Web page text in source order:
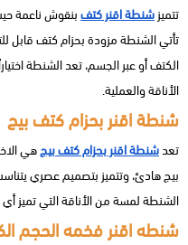
تتميزشنطة اقنر كتفبنقوش ناعمة
تأتي الشنطة مزودة بحزام كتف قابل
الكتف أو عبر الجسم، تعد الشنطة
الأناقة والعملية.
شنطة اقنر بحزام كتف بيج
تعدشنطة اقنر بحزام كتف بيجهي
بيج هادئ، وتتميز بتصميم عصري
الشنطة لمسة من الأناقة التي تميز أي
شنطه اقنر فخمه الحجم